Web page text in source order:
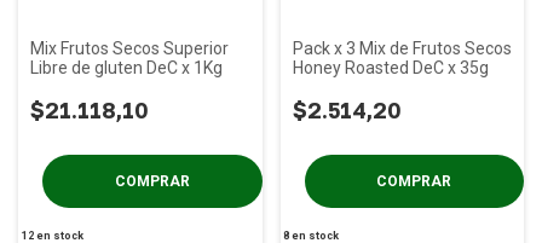
Mix Frutos Secos Superior
Libre de gluten DeC x 1Kg
$21.118,10
12en stock
Pack x 3 Mix de Frutos Secos
Honey Roasted DeC x 35g
$2.514,20
8 en stock